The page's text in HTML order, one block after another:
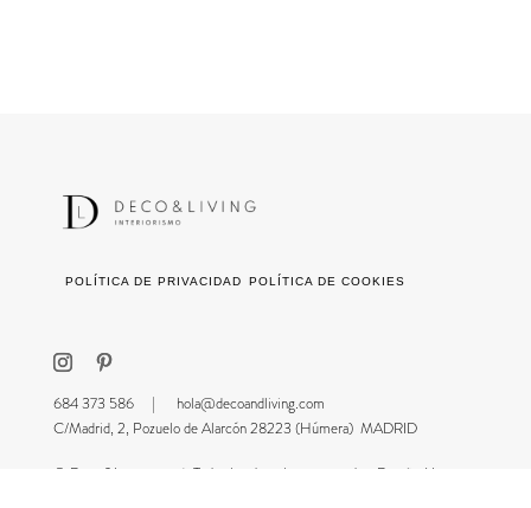
POLÍTICA DE PRIVACIDAD POLÍTICA DE COOKIES
684 373 586 | hola@decoandliving.com
C/Madrid, 2, Pozuelo de Alarcón 28223 (Húmera) MADRID
© Deco&Living 2026. Todos los derechos reservados. Diseño Meisi.